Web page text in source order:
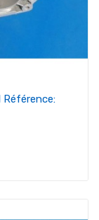
Référence: